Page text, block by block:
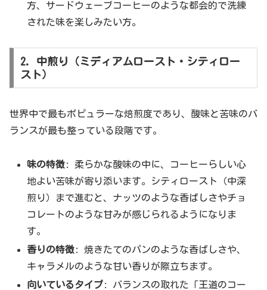
方、サードウェーブコーヒーのような都会的で洗練
された味を楽しみたい方。
2. 中煎り（ミディアムロースト・シティロー
スト）
世界中で最もポピュラーな焙煎度であり、酸味と苦味のバ
ランスが最も整っている段階です。
味の特徴: 柔らかな酸味の中に、コーヒーらしい心
地よい苦味が寄り添います。シティロースト（中深
煎り）まで進むと、ナッツのような香ばしさやチョ
コレートのような甘みが感じられるようになりま
す。
香りの特徴: 焼きたてのパンのような香ばしさや、
キャラメルのような甘い香りが際立ちます。
向いているタイプ: バランスの取れた「王道のコー